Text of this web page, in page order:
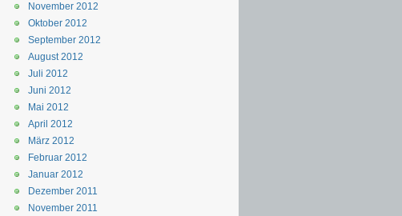
November 2012
Oktober 2012
September 2012
August 2012
Juli 2012
Juni 2012
Mai 2012
April 2012
März 2012
Februar 2012
Januar 2012
Dezember 2011
November 2011